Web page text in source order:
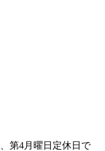
第4月曜日定休日で